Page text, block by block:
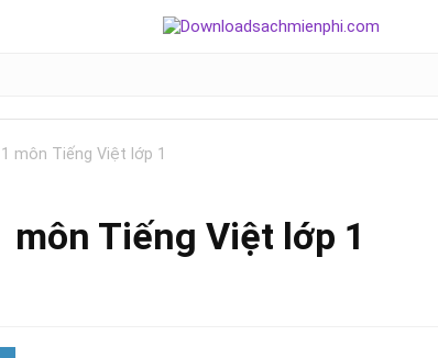
môn Tiếng Việt lớp 1
Tiếng Việt lớp 1